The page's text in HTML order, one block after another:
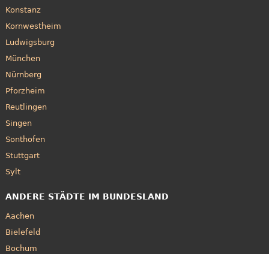
Konstanz
Kornwestheim
Ludwigsburg
München
Nürnberg
Pforzheim
Reutlingen
Singen
Sonthofen
Stuttgart
Sylt
ANDERE STÄDTE IM BUNDESLAND
Aachen
Bielefeld
Bochum